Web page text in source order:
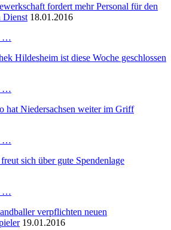
fordert mehr Personal für den
Dienst 18.01.2016
…
Hildesheim ist diese Woche geschlossen
…
hat Niedersachsen weiter im Griff
…
sich über gute Spendenlage
…
verpflichten neuen
19.01.2016